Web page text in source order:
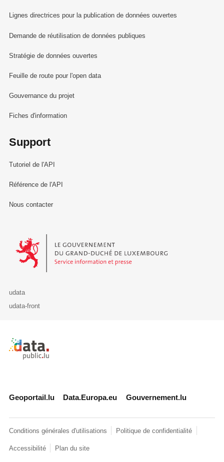
Lignes directrices pour la publication de données ouvertes
Demande de réutilisation de données publiques
Stratégie de données ouvertes
Feuille de route pour l'open data
Gouvernance du projet
Fiches d'information
Support
Tutoriel de l'API
Référence de l'API
Nous contacter
Le Gouvernement du Grand-Duché de Luxembourg - Service
udata
udata-front
Retour à l'accueil de data.public.lu
Geoportail.lu Data.Europa.eu Gouvernement.lu
Conditions générales d'utilisations Politique de confidentialité
Accessibilité Plan du site